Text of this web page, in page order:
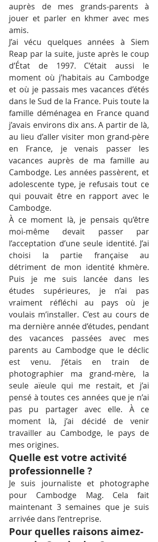
auprès de mes grands-parents à
jouer et parler en khmer avec mes
amis.
J’ai vécu quelques années à Siem
Reap par la suite, juste après le coup
d’État de 1997. C’était aussi le
moment où j’habitais au Cambodge
et où je passais mes vacances d’étés
dans le Sud de la France. Puis toute la
famille déménagea en France quand
j’avais environs dix ans. A partir de là,
au lieu d’aller visiter mon grand-père
en France, je venais passer les
vacances auprès de ma famille au
Cambodge. Les années passèrent, et
adolescente type, je refusais tout ce
qui pouvait être en rapport avec le
Cambodge.
À ce moment là, je pensais qu’être
moi-même devait passer par
l’acceptation d’une seule identité. J’ai
choisi la partie française au
détriment de mon identité khmère.
Puis je me suis lancée dans les
études supérieures, je n’ai pas
vraiment réfléchi au pays où je
voulais m’installer. C’est au cours de
ma dernière année d’études, pendant
des vacances passées avec mes
parents au Cambodge que le déclic
est venu. J’étais en train de
photographier ma grand-mère, la
seule aïeule qui me restait, et j’ai
pensé à toutes ces années que je n’ai
pas pu partager avec elle. À ce
moment là, j’ai décidé de venir
travailler au Cambodge, le pays de
mes origines.
Quelle est votre activité
professionnelle ?
Je suis journaliste et photographe
pour Cambodge Mag. Cela fait
maintenant 3 semaines que je suis
arrivée dans l’entreprise.
Pour quelles raisons aimez-